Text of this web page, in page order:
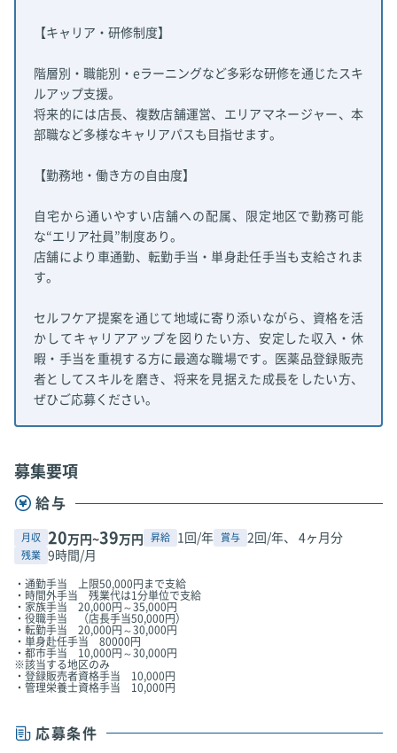
【キャリア・研修制度】
階層別・職能別・eラーニングなど多彩な研修を通じたスキ
ルアップ支援。
将来的には店長、複数店舗運営、エリアマネージャー、本
部職など多様なキャリアパスも目指せます。
【勤務地・働き方の自由度】
自宅から通いやすい店舗への配属、限定地区で勤務可能
な“エリア社員”制度あり。
店舗により車通勤、転勤手当・単身赴任手当も支給されま
す。
セルフケア提案を通じて地域に寄り添いながら、資格を活
かしてキャリアアップを図りたい方、安定した収入・休
暇・手当を重視する方に最適な職場です。医薬品登録販売
者としてスキルを磨き、将来を見据えた成長をしたい方、
ぜひご応募ください。
募集要項
給与
月収 20万円~39万円 昇給 1回/年 賞与 2回/年、 4ヶ月分
残業 9時間/月
・通勤手当 上限50,000円まで支給
・時間外手当 残業代は1分単位で支給
・家族手当 20,000円～35,000円
・役職手当 （店長手当50,000円）
・転勤手当 20,000円～30,000円
・単身赴任手当 80000円
・都市手当 10,000円～30,000円
※該当する地区のみ
・登録販売者資格手当 10,000円
・管理栄養士資格手当 10,000円
応募条件